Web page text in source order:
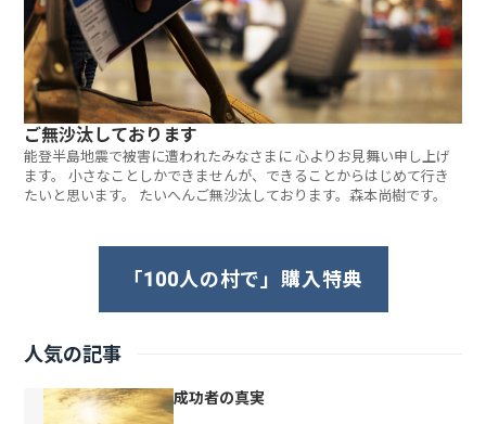
ご無沙汰しております
能登半島地震で被害に遭われたみなさまに 心よりお見舞い申し上げ
ます。 小さなことしかできませんが、できることからはじめて行き
たいと思います。 たいへんご無沙汰しております。森本尚樹です。
「100人の村で」購入特典
人気の記事
成功者の真実